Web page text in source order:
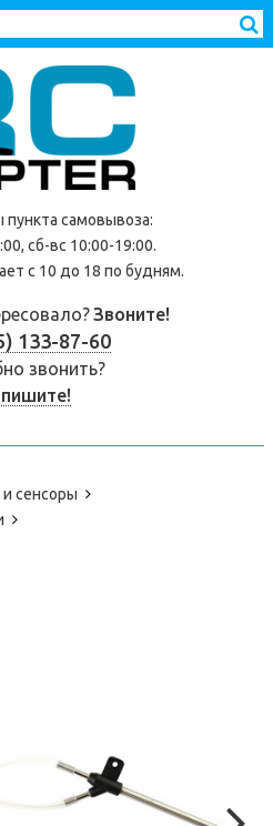
пункта самовывоза:
сб-вс 10:00-19:00.
с 10 до 18 по будням.
Звоните!
133-87-60
звонить?
сенсоры